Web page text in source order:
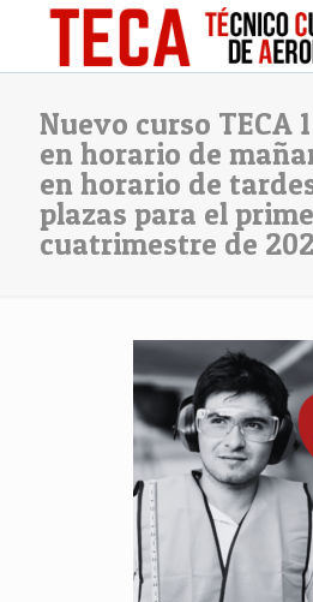
Nuevo curso TECA
en horario de
en horario de
plazas para el
cuatrimestre de